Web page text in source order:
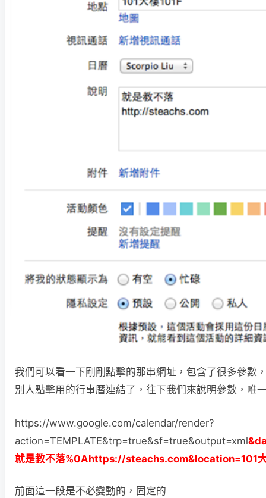
我們可以看一下剛剛點擊的那串網址，包含了很多參數
別人點擊用的行事曆連結了，往下我們來說明參數，唯
https://www.google.com/calendar/render?
action=TEMPLATE&trp=true&sf=true&output=xml
就是教不落%0Ahttps://steachs.com&location=101
前面這一段是不必變動的，固定的